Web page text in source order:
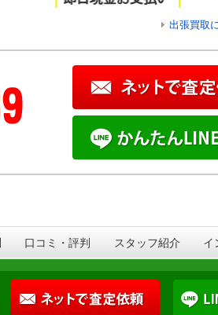
出張買取
口コミ・評判 スタッフ紹介 イ